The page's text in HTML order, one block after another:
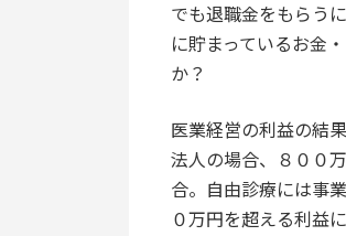
でも退職金をもらう
に貯まっているお金
か？
医業経営の利益の結
法人の場合、８００
合。自由診療には事
０万円を超える利益